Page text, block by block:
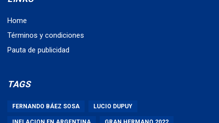
Home
Términos y condiciones
Pauta de publicidad
TAGS
FERNANDO BÁEZ SOSA LUCIO DUPUY